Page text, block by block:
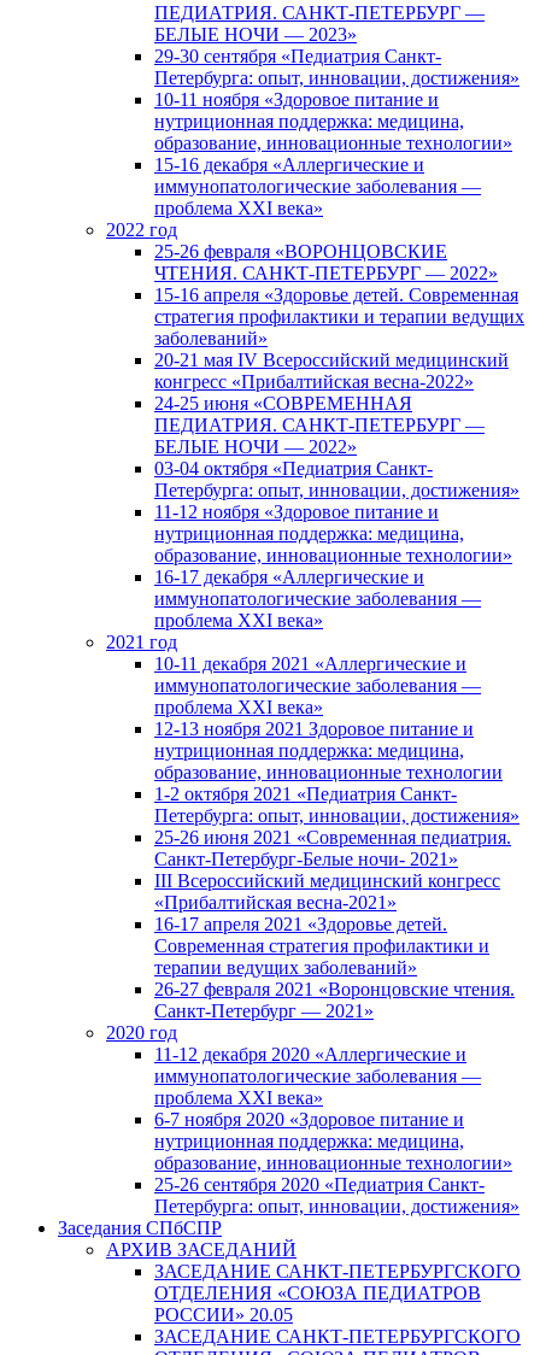
ПЕДИАТРИЯ. САНКТ-ПЕТЕРБУРГ —
БЕЛЫЕ НОЧИ — 2023»
29-30 сентября «Педиатрия Санкт-
Петербурга: опыт, инновации, достижения»
10-11 ноября «Здоровое питание и
нутриционная поддержка: медицина,
образование, инновационные технологии»
15-16 декабря «Аллергические и
иммунопатологические заболевания —
проблема XXI века»
2022 год
25-26 февраля «ВОРОНЦОВСКИЕ
ЧТЕНИЯ. САНКТ-ПЕТЕРБУРГ — 2022»
15-16 апреля «Здоровье детей. Современная
стратегия профилактики и терапии ведущих
заболеваний»
20-21 мая IV Всероссийский медицинский
конгресс «Прибалтийская весна-2022»
24-25 июня «СОВРЕМЕННАЯ
ПЕДИАТРИЯ. САНКТ-ПЕТЕРБУРГ —
БЕЛЫЕ НОЧИ — 2022»
03-04 октября «Педиатрия Санкт-
Петербурга: опыт, инновации, достижения»
11-12 ноября «Здоровое питание и
нутриционная поддержка: медицина,
образование, инновационные технологии»
16-17 декабря «Аллергические и
иммунопатологические заболевания —
проблема XXI века»
2021 год
10-11 декабря 2021 «Аллергические и
иммунопатологические заболевания —
проблема XXI века»
12-13 ноября 2021 Здоровое питание и
нутриционная поддержка: медицина,
образование, инновационные технологии
1-2 октября 2021 «Педиатрия Санкт-
Петербурга: опыт, инновации, достижения»
25-26 июня 2021 «Современная педиатрия.
Санкт-Петербург-Белые ночи- 2021»
III Всероссийский медицинский конгресс
«Прибалтийская весна-2021»
16-17 апреля 2021 «Здоровье детей.
Современная стратегия профилактики и
терапии ведущих заболеваний»
26-27 февраля 2021 «Воронцовские чтения.
Санкт-Петербург — 2021»
2020 год
11-12 декабря 2020 «Аллергические и
иммунопатологические заболевания —
проблема XXI века»
6-7 ноября 2020 «Здоровое питание и
нутриционная поддержка: медицина,
образование, инновационные технологии»
25-26 сентября 2020 «Педиатрия Санкт-
Петербурга: опыт, инновации, достижения»
Заседания СПбСПР
АРХИВ ЗАСЕДАНИЙ
ЗАСЕДАНИЕ САНКТ-ПЕТЕРБУРГСКОГО
ОТДЕЛЕНИЯ «СОЮЗА ПЕДИАТРОВ
РОССИИ» 20.05
ЗАСЕДАНИЕ САНКТ-ПЕТЕРБУРГСКОГО